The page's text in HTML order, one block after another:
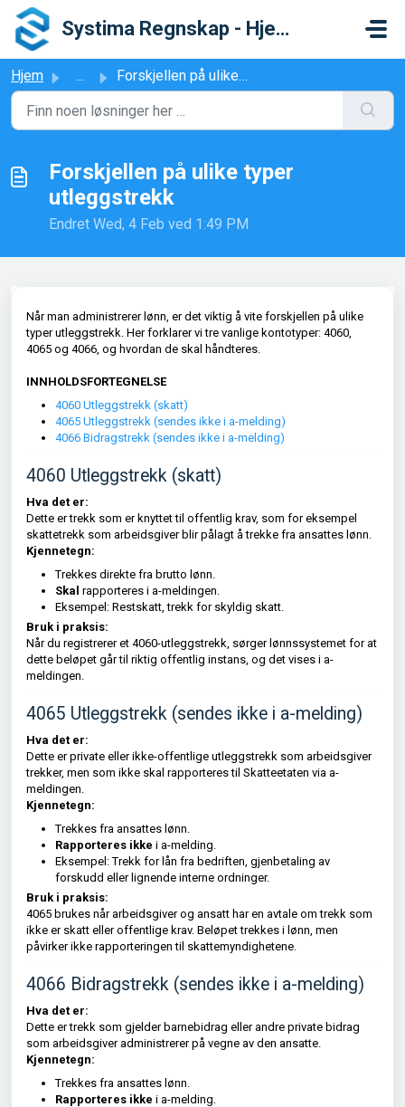
Gå til hovedinnhold
Systima Regnskap - Hjelpesenter
Hjem ... Forskjellen på ulike typer utleggstrekk
Forskjellen på ulike typer
utleggstrekk
Endret Wed, 4 Feb ved 1:49 PM
Når man administrerer lønn, er det viktig å vite forskjellen på ulike
typer utleggstrekk. Her forklarer vi tre vanlige kontotyper: 4060,
4065 og 4066, og hvordan de skal håndteres.
INNHOLDSFORTEGNELSE
4060 Utleggstrekk (skatt)
4065 Utleggstrekk (sendes ikke i a-melding)
4066 Bidragstrekk (sendes ikke i a-melding)
4060 Utleggstrekk (skatt)
Hva det er:
Dette er trekk som er knyttet til offentlig krav, som for eksempel
skattetrekk som arbeidsgiver blir pålagt å trekke fra ansattes lønn.
Kjennetegn:
Trekkes direkte fra brutto lønn.
Skal rapporteres i a-meldingen.
Eksempel: Restskatt, trekk for skyldig skatt.
Bruk i praksis:
Når du registrerer et 4060-utleggstrekk, sørger lønnssystemet for at
dette beløpet går til riktig offentlig instans, og det vises i a-
meldingen.
4065 Utleggstrekk (sendes ikke i a-melding)
Hva det er:
Dette er private eller ikke-offentlige utleggstrekk som arbeidsgiver
trekker, men som ikke skal rapporteres til Skatteetaten via a-
meldingen.
Kjennetegn:
Trekkes fra ansattes lønn.
Rapporteres ikke i a-melding.
Eksempel: Trekk for lån fra bedriften, gjenbetaling av
forskudd eller lignende interne ordninger.
Bruk i praksis:
4065 brukes når arbeidsgiver og ansatt har en avtale om trekk som
ikke er skatt eller offentlige krav. Beløpet trekkes i lønn, men
påvirker ikke rapporteringen til skattemyndighetene.
4066 Bidragstrekk (sendes ikke i a-melding)
Hva det er:
Dette er trekk som gjelder barnebidrag eller andre private bidrag
som arbeidsgiver administrerer på vegne av den ansatte.
Kjennetegn:
Trekkes fra ansattes lønn.
Rapporteres ikke i a-melding.